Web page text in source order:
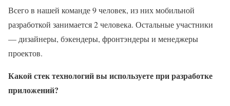
Всего в нашей команде 9 человек, из них мобильной
разработкой занимается 2 человека. Остальные участники
— дизайнеры, бэкендеры, фронтэндеры и менеджеры
проектов.
Какой стек технологий вы используете при разработке
приложений?